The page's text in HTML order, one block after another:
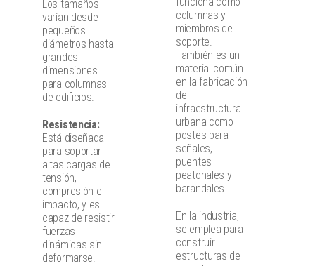
Los tamaños
varían desde
pequeños
diámetros hasta
grandes
dimensiones
para columnas
de edificios.
Resistencia:
Está diseñada
para soportar
altas cargas de
tensión,
compresión e
impacto, y es
capaz de resistir
fuerzas
dinámicas sin
deformarse.
columnas y
miembros de
soporte.
También es un
material común
en la fabricación
de
infraestructura
urbana como
postes para
señales,
puentes
peatonales y
barandales.
En la industria,
se emplea para
construir
estructuras de